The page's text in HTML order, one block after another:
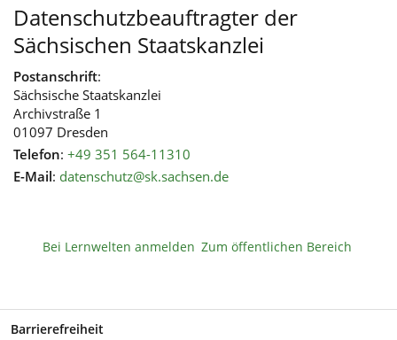
Datenschutzbeauftragter der
Sächsischen Staatskanzlei
Postanschrift:
Sächsische Staatskanzlei
Archivstraße 1
01097 Dresden
Telefon: +49 351 564-11310
E-Mail: datenschutz@sk.sachsen.de
Bei Lernwelten anmelden Zum öffentlichen Bereich
Barrierefreiheit